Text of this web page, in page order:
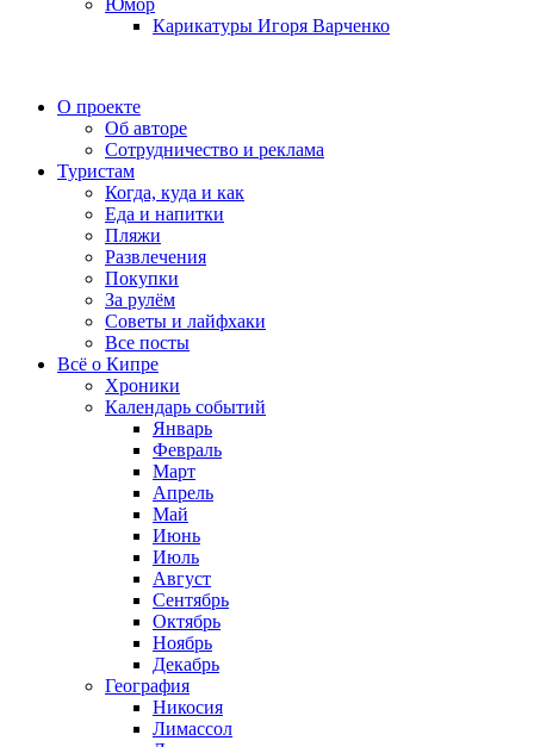
Юмор
Карикатуры Игоря Варченко
О проекте
Об авторе
Сотрудничество и реклама
Туристам
Когда, куда и как
Еда и напитки
Пляжи
Развлечения
Покупки
За рулём
Советы и лайфхаки
Все посты
Всё о Кипре
Хроники
Календарь событий
Январь
Февраль
Март
Апрель
Май
Июнь
Июль
Август
Сентябрь
Октябрь
Ноябрь
Декабрь
География
Никосия
Лимассол